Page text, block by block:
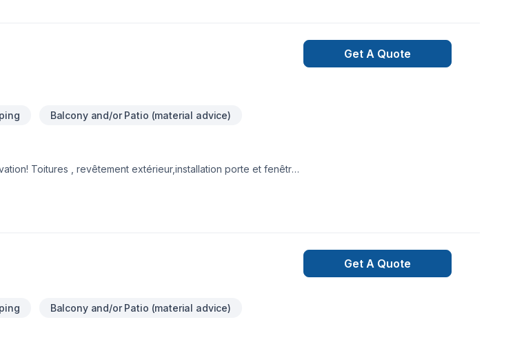
Balcony and/or Patio (material advice)
Toitures , revêtement extérieur,installation porte et fenêtre
Get A Quote
Balcony and/or Patio (material advice)
Get A Quote